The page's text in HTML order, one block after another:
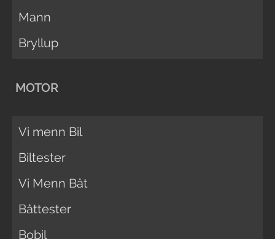
Mann
Bryllup
MOTOR
Vi menn Bil
Biltester
Vi Menn Båt
Båttester
Bobil